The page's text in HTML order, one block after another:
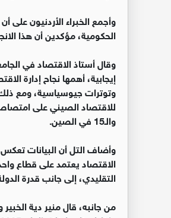
الحكومية، مؤكدين أن هذا
إيجابية، أهمها نجاح إدارة
وتوترات جيوسياسية، ومع
والـ15 في الصين.
‏وأضاف التل أن البيانات
الاقتصاد يعتمد على قطاع
التقليدي، إلى جانب قدرة
‏من جانبه، قال منير دية